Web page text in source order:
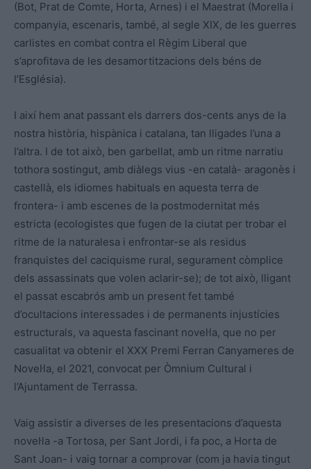
(Bot, Prat de Comte, Horta, Arnes) i el Maestrat (Morella i
companyia, escenaris, també, al segle XIX, de les guerres
carlistes en combat contra el Règim Liberal que
s’aprofitava de les desamortitzacions dels béns de
l’Església).
I així hem anat passant els darrers dos-cents anys de la
nostra història, hispànica i catalana, tan lligades l’una a
l’altra. I de tot això, ben garbellat, amb un ritme narratiu
tothora sostingut, amb diàlegs vius -en català- aragonès i
castellà, els idiomes habituals en aquesta terra de
frontera- i amb escenes de la postmodernitat més
estricta (ecologistes que fugen de la ciutat per trobar el
ritme de la naturalesa i enfrontar-se als residus
franquistes del caciquisme rural, segurament còmplice
dels assassinats que volen aclarir-se); de tot això, lligant
el passat escabrós amb un present fet també
d’ocultacions interessades i de permanents injustícies
estructurals, va aquesta fascinant novel·la, que no per
casualitat va obtenir el XXX Premi Ferran Canyameres de
Novel·la, el 2021, convocat per Òmnium Cultural i
l’Ajuntament de Terrassa.
Vaig assistir a diverses de les presentacions d’aquesta
novel·la -a Tortosa, per Sant Jordi, i fa poc, a Horta de
Sant Joan- i vaig tornar a comprovar (com ja havia tingut